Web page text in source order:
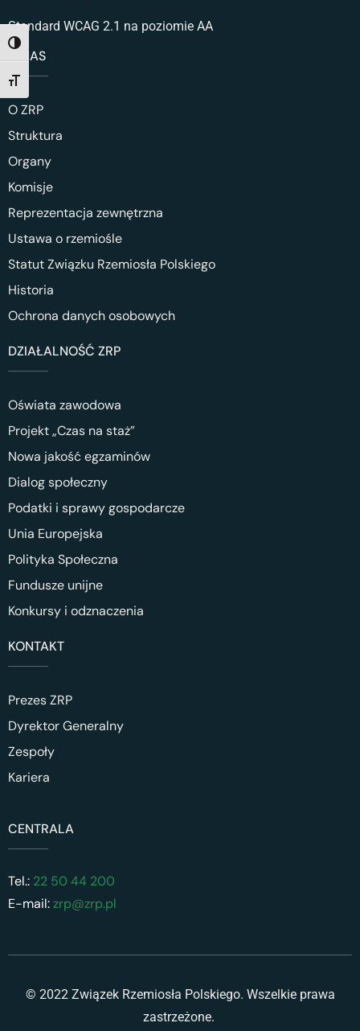
TOGGLE HIGH CONTRAST
TOGGLE FONT SIZE
Standard WCAG 2.1 na poziomie AA
O NAS
O ZRP
Struktura
Organy
Komisje
Reprezentacja zewnętrzna
Ustawa o rzemiośle
Statut Związku Rzemiosła Polskiego
Historia
Ochrona danych osobowych
DZIAŁALNOŚĆ ZRP
Oświata zawodowa
Projekt „Czas na staż”
Nowa jakość egzaminów
Dialog społeczny
Podatki i sprawy gospodarcze
Unia Europejska
Polityka Społeczna
Fundusze unijne
Konkursy i odznaczenia
KONTAKT
Prezes ZRP
Dyrektor Generalny
Zespoły
Kariera
CENTRALA
Tel.: 22 50 44 200
E-mail:zrp@zrp.pl
© 2022 Związek Rzemiosła Polskiego. Wszelkie prawa
zastrzeżone.